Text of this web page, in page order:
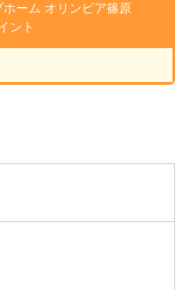
ーム オリンピア篠原
ント